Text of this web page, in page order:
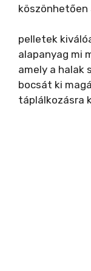
köszönhetően
pelletek
alapanyag mi
amely a halak
bocsát ki
táplálkozásra